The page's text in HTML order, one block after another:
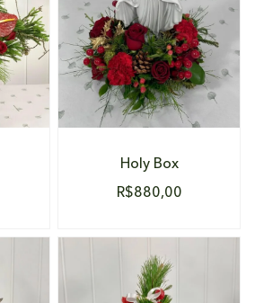
DETALHES
Holy Box
R$880,00